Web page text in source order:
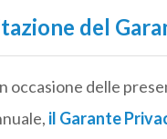
del
occasione delle
il Garante